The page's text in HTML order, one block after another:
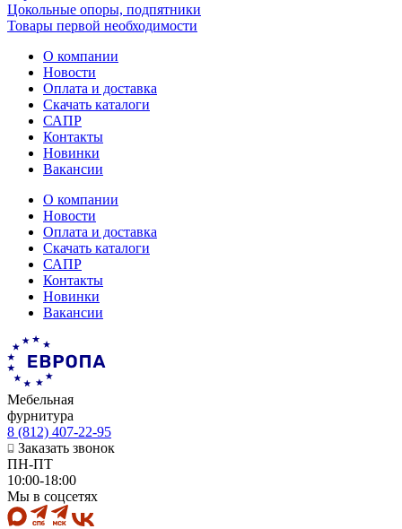
Цокольные опоры, подпятники
Товары первой необходимости
О компании
Новости
Оплата и доставка
Скачать каталоги
САПР
Контакты
Новинки
Вакансии
О компании
Новости
Оплата и доставка
Скачать каталоги
САПР
Контакты
Новинки
Вакансии
Мебельная
фурнитура
8 (812) 407-22-95
Заказать звонок
ПН-ПТ
10:00-18:00
Мы в соцсетях